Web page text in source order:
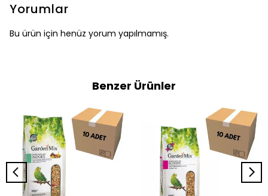
Yorumlar
Bu ürün için henüz yorum yapılmamış.
Benzer Ürünler